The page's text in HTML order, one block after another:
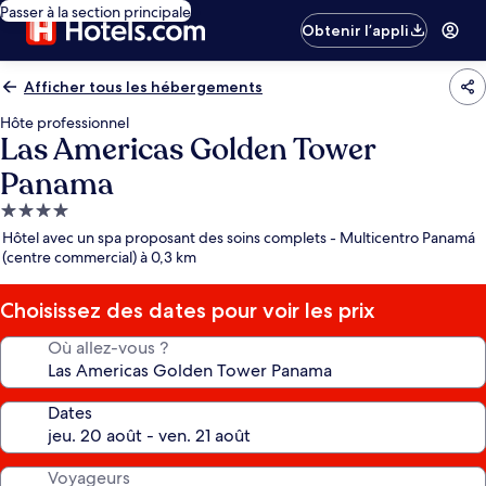
Passer à la section principale
Obtenir l’appli
Afficher tous les hébergements
Hôte professionnel
Las Americas Golden Tower
Panama
Hébergement
4.0 étoiles
Hôtel avec un spa proposant des soins complets - Multicentro Panamá
(centre commercial) à 0,3 km
Choisissez des dates pour voir les prix
Où allez-vous ?
Dates
Voyageurs